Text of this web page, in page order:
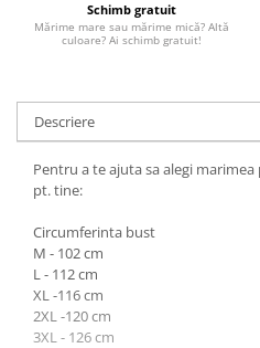
Schimb gratuit
Mărime mare sau mărime mică? Altă
culoare? Ai schimb gratuit!
Descriere
Pentru a te ajuta sa alegi
pt. tine:
Circumferinta bust
M - 102 cm
L - 112 cm
XL -116 cm
2XL -120 cm
3XL - 126 cm